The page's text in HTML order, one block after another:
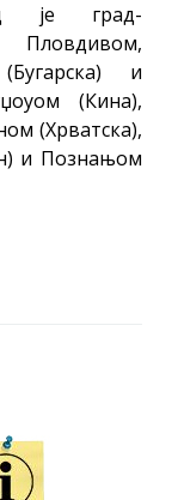
је град-
и
(Кина),
(Хрватска),
и Познањом